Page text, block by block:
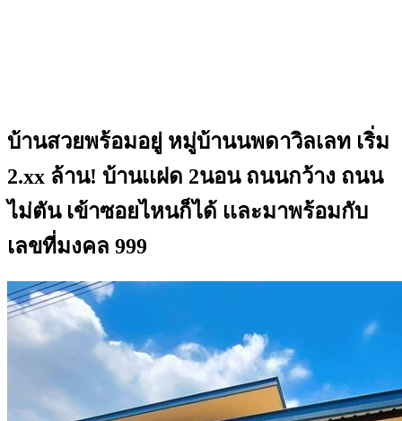
บ้านสวยพร้อมอยู่ หมู่บ้านนพดาวิลเลท เริ่ม
2.xx ล้าน! บ้านเเฝด 2นอน ถนนกว้าง ถนน
ไม่ตัน เข้าซอยไหนก็ได้ เเละมาพร้อมกับ
เลขที่มงคล 999